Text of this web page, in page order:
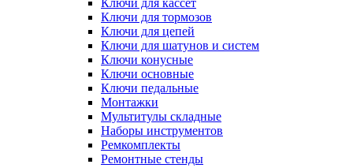
Ключи для кассет
Ключи для тормозов
Ключи для цепей
Ключи для шатунов и систем
Ключи конусные
Ключи основные
Ключи педальные
Монтажки
Мультитулы складные
Наборы инструментов
Ремкомплекты
Ремонтные стенды